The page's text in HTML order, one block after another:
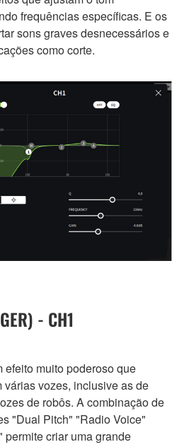
frequências específicas. E os
sons graves desnecessários e
como corte.
- CH1
efeito muito poderoso que
várias vozes, inclusive as de
de robôs. A combinação de
"Dual Pitch" "Radio Voice"
criar uma grande